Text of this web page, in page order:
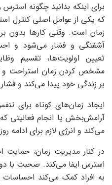
برای اینکه بدانید چگونه استرس
که یکی از عوامل اصلی کنترل
زمان است. وقتی کارها بدون
آشفتگی و فشار می‌شود و
تعیین اولویت‌ها، تقسیم
مشخص کردن زمان استراحت و
بر زندگی خود پیدا می‌کند و
ایجاد زمان‌های کوتاه برای
آرامش‌بخش یا انجام فعالیتی
می‌کند و انرژی لازم برای ادامه
در کنار مدیریت زمان،
استرس ایفا می‌کند. صحبت با
به افراد کمک می‌کند احساسات